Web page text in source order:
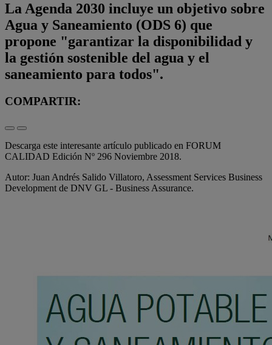
La Agenda 2030 incluye un objetivo sobre
Agua y Saneamiento (ODS 6) que
propone "garantizar la disponibilidad y
la gestión sostenible del agua y el
saneamiento para todos".
COMPARTIR:
Descarga este interesante artículo publicado en FORUM
CALIDAD Edición Nº 296 Noviembre 2018.
Autor: Juan Andrés Salido Villatoro, Assessment Services Business
Development de DNV GL - Business Assurance.